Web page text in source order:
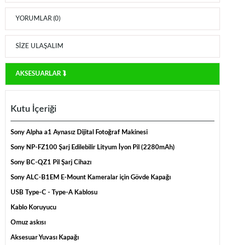
YORUMLAR (0)
SIZE ULAŞALIM
AKSESUARLAR ⮯
Kutu İçeriği
Sony Alpha a1 Aynasız Dijital Fotoğraf Makinesi
Sony NP-FZ100 Şarj Edilebilir Lityum İyon Pil (2280mAh)
Sony BC-QZ1 Pil Şarj Cihazı
Sony ALC-B1EM E-Mount Kameralar için Gövde Kapağı
USB Type-C - Type-A Kablosu
Kablo Koruyucu
Omuz askısı
Aksesuar Yuvası Kapağı